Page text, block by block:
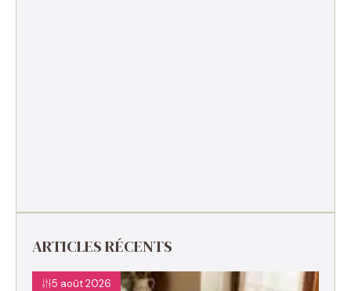
ARTICLES RÉCENTS
5 août 2026